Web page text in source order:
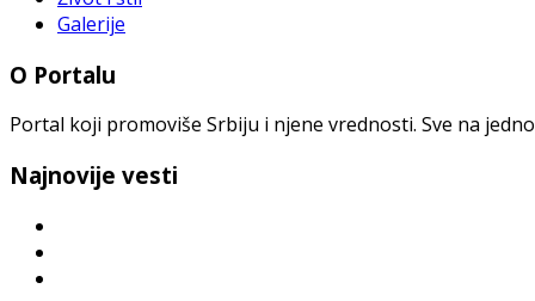
Galerije
O Portalu
Portal koji promoviše Srbiju i njene vrednosti. Sve na
Najnovije vesti